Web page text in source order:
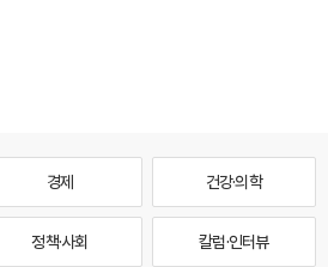
경제 건강·의학
정책·사회 칼럼·인터뷰